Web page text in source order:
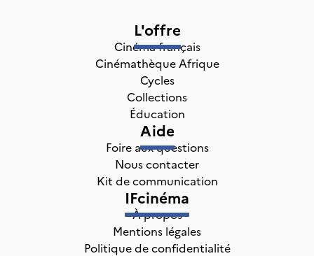
L'offre
Cinéma français
Cinémathèque Afrique
Cycles
Collections
Éducation
Aide
Foire aux questions
Nous contacter
Kit de communication
IFcinéma
À propos
Mentions légales
Politique de confidentialité